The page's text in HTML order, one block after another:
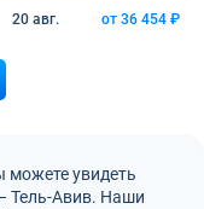
20 авг. от 36 454 ₽
можете увидеть
Тель-Авив. Наши